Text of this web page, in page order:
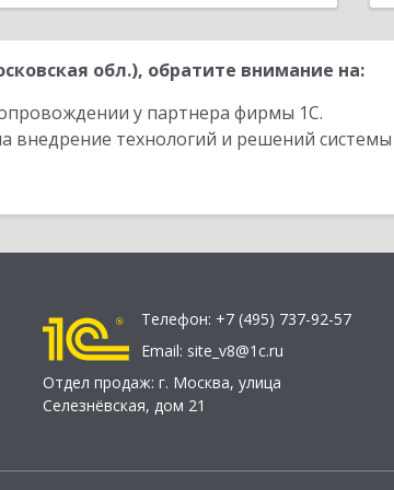
обл.), обратите внимание на:
у партнера фирмы 1С.
внедрение технологий и решений
Телефон: +7 (495) 737-92-57
Email: site_v8@1c.ru
Отдел продаж: г. Москва, улица
Селезнёвская, дом 21